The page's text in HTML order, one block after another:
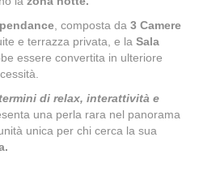
, composta da 3 Camere
e terrazza privata, e la Sala
essere convertita in ulteriore
di relax, interattività e
una perla rara nel panorama
unica per chi cerca la sua